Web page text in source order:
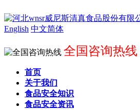
English 中文简体
全国咨询热线
首页
关于我们
食品安全知识
食品安全资讯